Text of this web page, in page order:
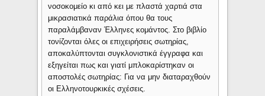
νοσοκομείο κι από κει με πλαστά χαρτιά στα
μικρασιατικά παράλια όπου θα τους
παραλάμβαναν Έλληνες κομάντος. Στο βιβλίο
τονίζονται όλες οι επιχειρήσεις σωτηρίας,
αποκαλύπτονται συγκλονιστικά έγγραφα και
εξηγείται πως και γιατί μπλοκαρίστηκαν οι
αποστολές σωτηρίας: Για να μην διαταραχθούν
οι Ελληνοτουρκικές σχέσεις.